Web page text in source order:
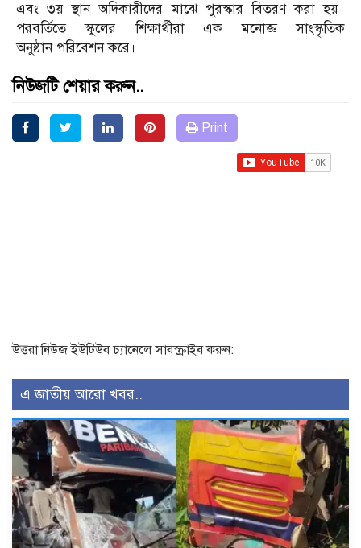
এবং ৩য় স্থান অদিকারীদের মাঝে পুরস্কার বিতরণ করা হয়।
পরবর্তিতে স্কুলের শিক্ষার্থীরা এক মনোজ্ঞ সাংস্কৃতিক
অনুষ্ঠান পরিবেশন করে।
নিউজটি শেয়ার করুন..
Print
উত্তরা নিউজ ইউটিউব চ্যানেলে সাবস্ক্রাইব করুন:
এ জাতীয় আরো খবর..